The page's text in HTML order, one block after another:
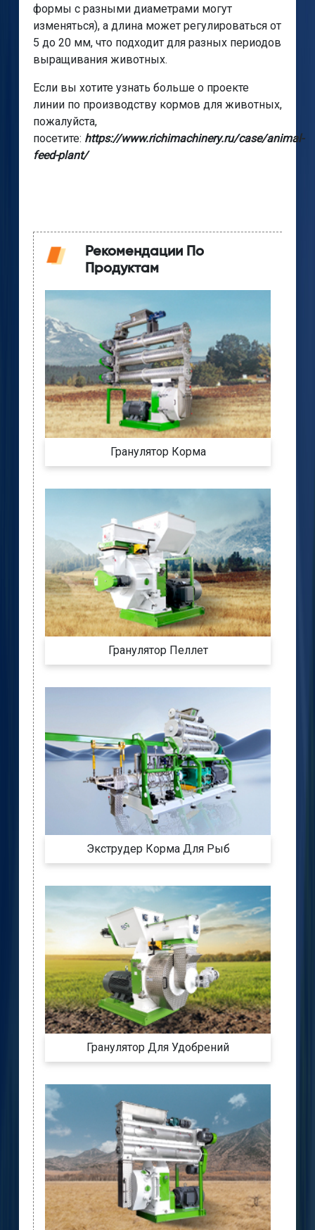
формы с разными диаметрами могут
изменяться), а длина может регулироваться от
5 до 20 мм, что подходит для разных периодов
выращивания животных.
Если вы хотите узнать больше о проекте
линии по производству кормов для животных,
пожалуйста,
посетите: https://www.richimachinery.ru/case/animal-
feed-plant/
Рекомендации По
Продуктам
Гранулятор Корма
Гранулятор Пеллет
Экструдер Корма Для Рыб
Гранулятор Для Удобрений